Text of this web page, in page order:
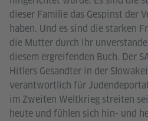
dieser Familie das Gespinst der
haben. Und es sind die starken
die Mutter durch ihr
diesem ergreifenden Buch. Der
Hitlers Gesandter in der
verantwortlich für
im Zweiten Weltkrieg streiten
heute und fühlen sich hin- und